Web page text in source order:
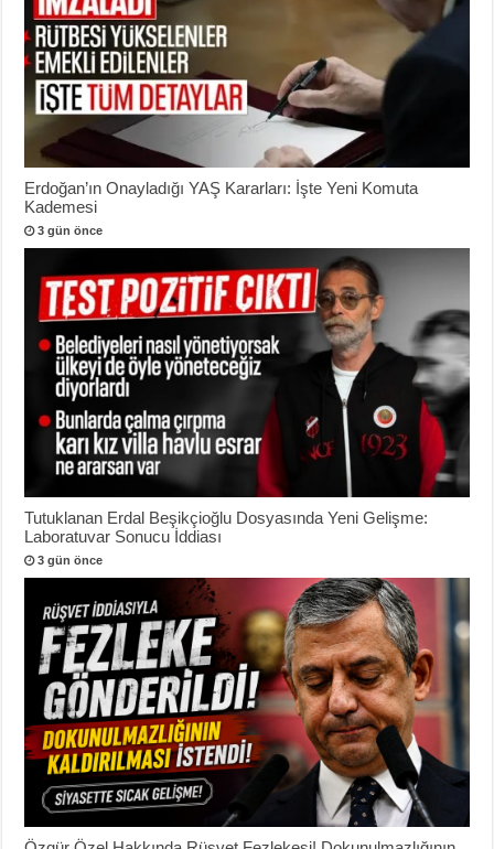
Erdoğan’ın Onayladığı YAŞ Kararları: İşte Yeni Komuta
Kademesi
3 gün önce
Tutuklanan Erdal Beşikçioğlu Dosyasında Yeni Gelişme:
Laboratuvar Sonucu İddiası
3 gün önce